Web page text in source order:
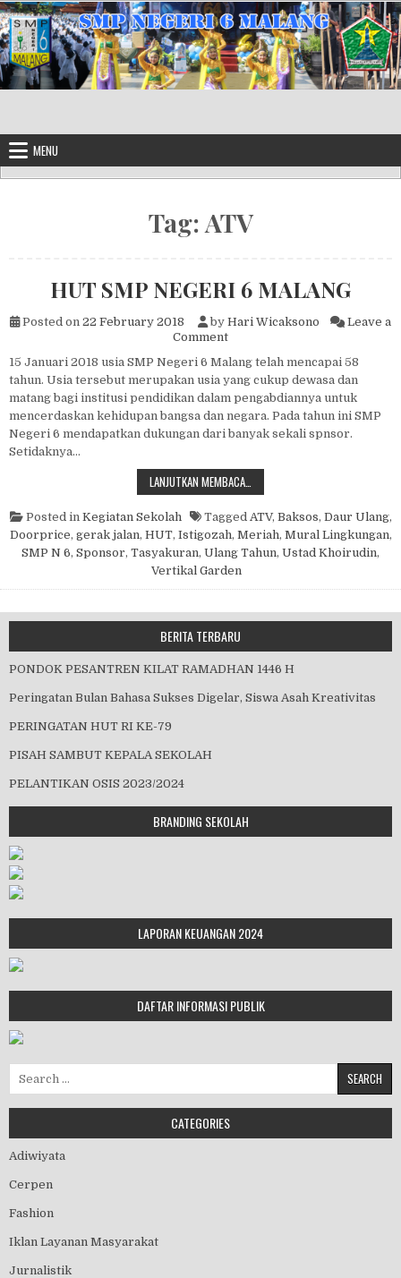
Skip to content
MENU
Tag:ATV
HUT SMP NEGERI 6 MALANG
Posted on 22 February 2018 by Hari Wicaksono
Leave a
Commenton HUT SMP NEGERI 6
15 Januari 2018 usia SMP Negeri 6 Malang telah mencapai 58
tahun. Usia tersebut merupakan usia yang cukup dewasa dan
matang bagi institusi pendidikan dalam pengabdiannya untuk
mencerdaskan kehidupan bangsa dan negara. Pada tahun ini SMP
Negeri 6 mendapatkan dukungan dari banyak sekali spnsor.
Setidaknya…
LANJUTKAN MEMBACA…
Posted in Kegiatan Sekolah Tagged ATV, Baksos, Daur Ulang,
Doorprice, gerak jalan, HUT, Istigozah, Meriah, Mural Lingkungan,
SMP N 6, Sponsor, Tasyakuran, Ulang Tahun, Ustad Khoirudin,
Vertikal Garden
BERITA TERBARU
PONDOK PESANTREN KILAT RAMADHAN 1446 H
Peringatan Bulan Bahasa Sukses Digelar, Siswa Asah Kreativitas
PERINGATAN HUT RI KE-79
PISAH SAMBUT KEPALA SEKOLAH
PELANTIKAN OSIS 2023/2024
BRANDING SEKOLAH
LAPORAN KEUANGAN 2024
DAFTAR INFORMASI PUBLIK
CATEGORIES
Adiwiyata
Cerpen
Fashion
Iklan Layanan Masyarakat
Jurnalistik